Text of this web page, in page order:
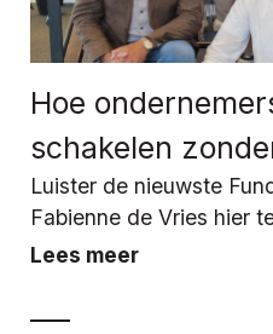
Hoe
schakelen
Luister de nieuwste
Fabienne de Vries hier
Lees meer